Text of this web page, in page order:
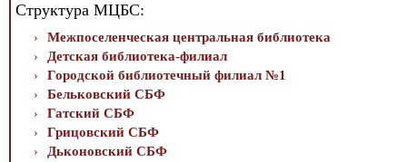
Структура МЦБС:
Межпоселенческая центральная библиотека
Детская библиотека-филиал
Городской библиотечный филиал №1
Бельковский СБФ
Гатский СБФ
Грицовский СБФ
Дьконовский СБФ